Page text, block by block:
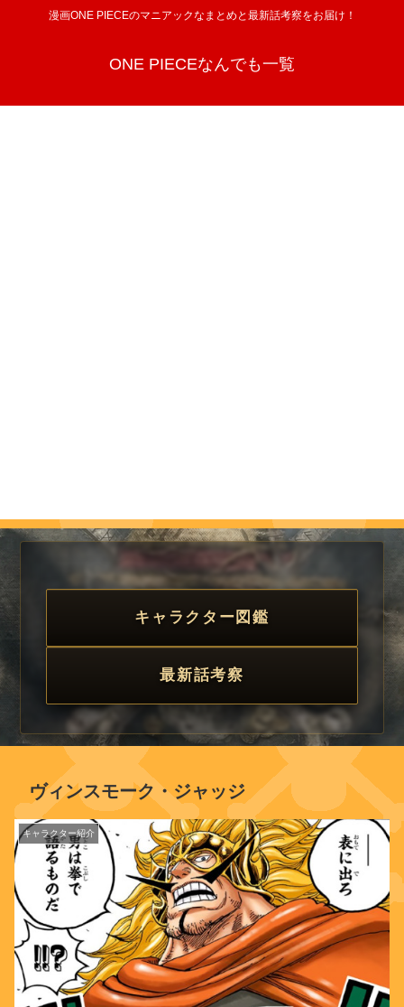
漫画ONE PIECEのマニアックなまとめと最新話考察をお届け！
ONE PIECEなんでも一覧
キャラクター図鑑
最新話考察
ヴィンスモーク・ジャッジ
キャラクター紹介